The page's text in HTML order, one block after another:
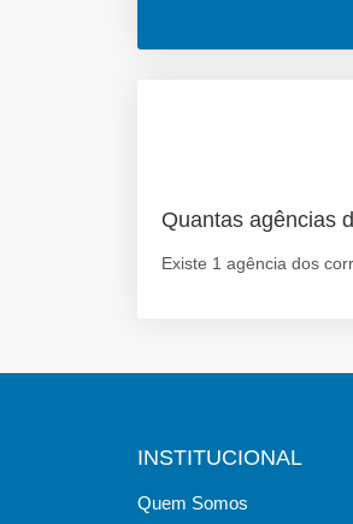
Quantas agências
Existe 1 agência dos
INSTITUCIONAL
Quem Somos